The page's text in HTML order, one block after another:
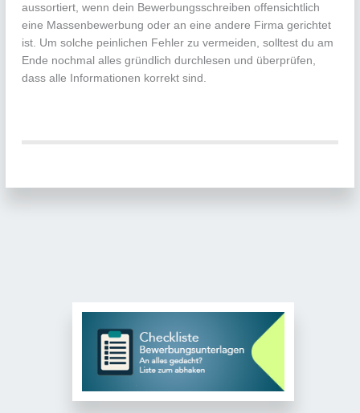
aussortiert, wenn dein Bewerbungsschreiben offensichtlich
eine Massenbewerbung oder an eine andere Firma gerichtet
ist. Um solche peinlichen Fehler zu vermeiden, solltest du am
Ende nochmal alles gründlich durchlesen und überprüfen,
dass alle Informationen korrekt sind.